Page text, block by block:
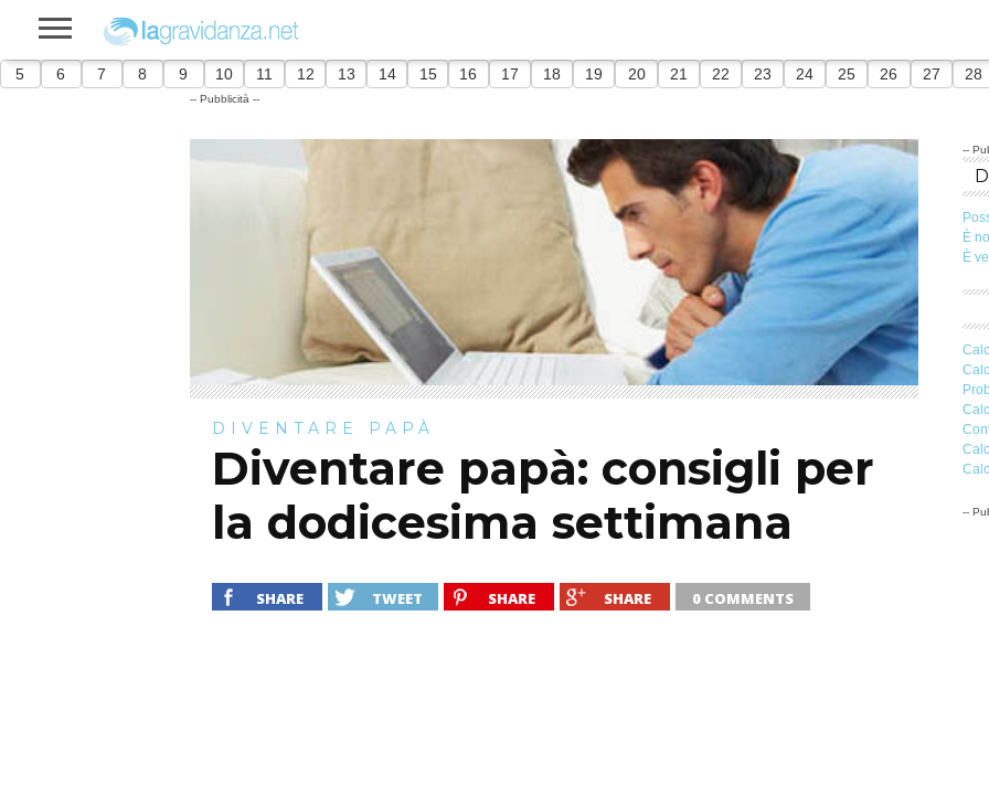
5 6 7 8 9 10 11 12 13 14 15 16 17 18 19 20 21 22 23 24 25 26 27 28
-- Pubblicità --
DIVENTARE PAPÀ
Diventare papà: consigli per
la dodicesima settimana
SHARE TWEET SHARE SHARE 0 COMMENTS
--
È
È
--